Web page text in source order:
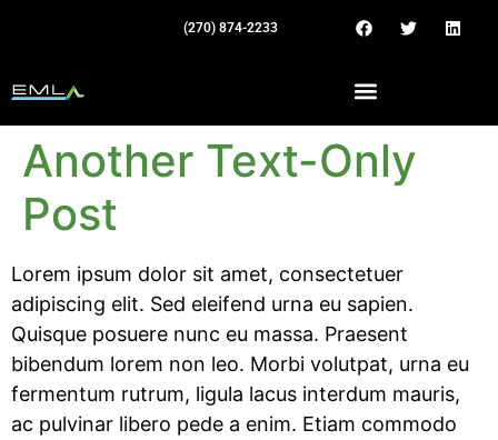
(270) 874-2233
Another Text-Only
Post
Lorem ipsum dolor sit amet, consectetuer
adipiscing elit. Sed eleifend urna eu sapien.
Quisque posuere nunc eu massa. Praesent
bibendum lorem non leo. Morbi volutpat, urna eu
fermentum rutrum, ligula lacus interdum mauris,
ac pulvinar libero pede a enim. Etiam commodo